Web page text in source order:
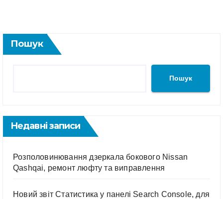
Пошук
Пошук
Недавні записи
Розполовинювання дзеркала бокового Nissan
Qashqai, ремонт люфту та виправлення
Новий звіт Статистика у панелі Search Console, для